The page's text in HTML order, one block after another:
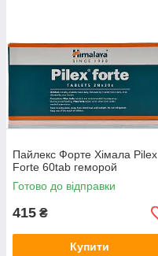
Пайлекс Форте Хімала Pilex
Forte 60tab геморой
Готово до відправки
415 ₴
Купити